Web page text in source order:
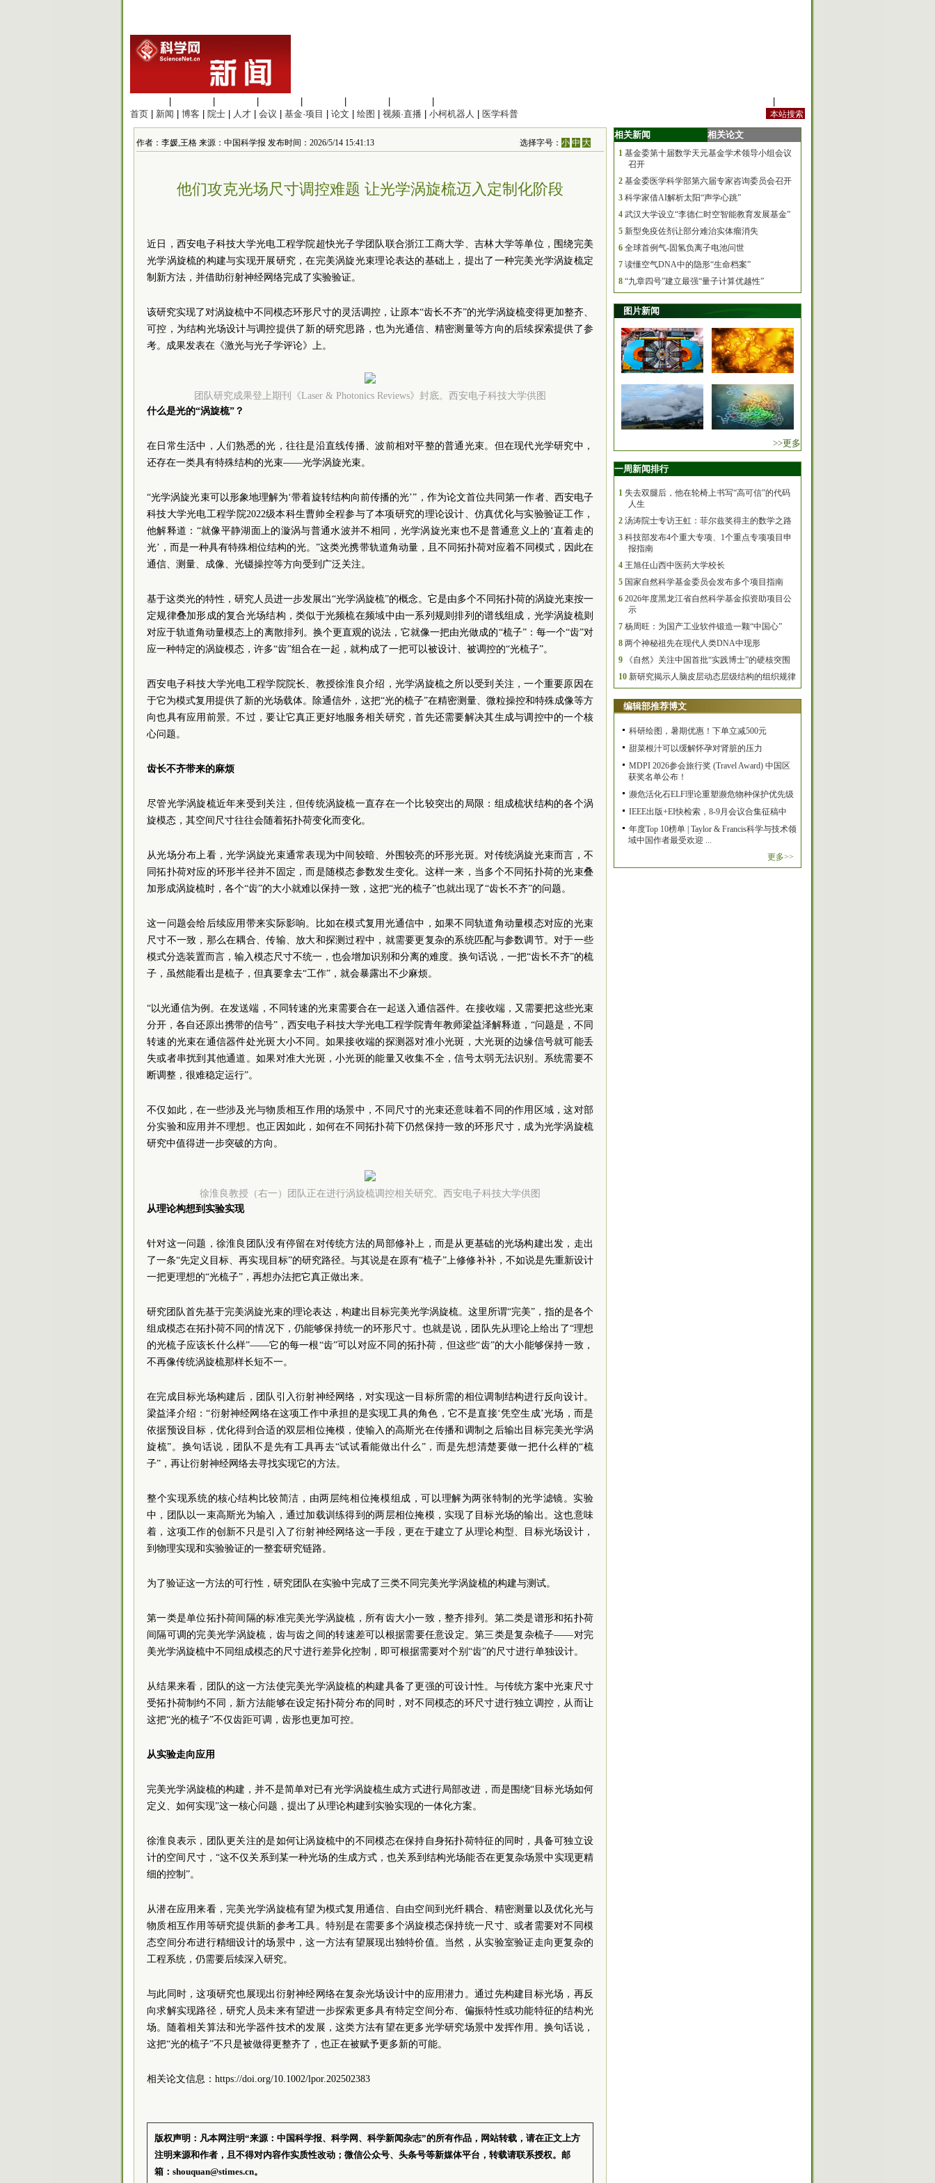
首页
新闻 博客 院士 人才 会议 基金·项目 论文 绘图 视频·直播 小柯机器人 医学科普
作者：李媛,王格 来源：中国科学报 发布时间：2026/5/14 15:41:13 选择字号：小 中 大
他们攻克光场尺寸调控难题 让光学涡旋梳迈入定制化阶段
近日，西安电子科技大学光电工程学院超快光子学团队联合浙江工商大学、吉林大学等单位，围绕完美
光学涡旋梳的构建与实现开展研究，在完美涡旋光束理论表达的基础上，提出了一种完美光学涡旋梳定
制新方法，并借助衍射神经网络完成了实验验证。
该研究实现了对涡旋梳中不同模态环形尺寸的灵活调控，让原本“齿长不齐”的光学涡旋梳变得更加整齐、
可控，为结构光场设计与调控提供了新的研究思路，也为光通信、精密测量等方向的后续探索提供了参
考。成果发表在《激光与光子学评论》上。
团队研究成果登上期刊《Laser & Photonics Reviews》封底。西安电子科技大学供图
什么是光的“涡旋梳”？
在日常生活中，人们熟悉的光，往往是沿直线传播、波前相对平整的普通光束。但在现代光学研究中，
还存在一类具有特殊结构的光束——光学涡旋光束。
“光学涡旋光束可以形象地理解为‘带着旋转结构向前传播的光’”，作为论文首位共同第一作者、西安电子
科技大学光电工程学院2022级本科生曹帅全程参与了本项研究的理论设计、仿真优化与实验验证工作，
他解释道：“就像平静湖面上的漩涡与普通水波并不相同，光学涡旋光束也不是普通意义上的‘直着走的
光’，而是一种具有特殊相位结构的光。”这类光携带轨道角动量，且不同拓扑荷对应着不同模式，因此在
通信、测量、成像、光镊操控等方向受到广泛关注。
基于这类光的特性，研究人员进一步发展出“光学涡旋梳”的概念。它是由多个不同拓扑荷的涡旋光束按一
定规律叠加形成的复合光场结构，类似于光频梳在频域中由一系列规则排列的谱线组成，光学涡旋梳则
对应于轨道角动量模态上的离散排列。换个更直观的说法，它就像一把由光做成的“梳子”：每一个“齿”对
应一种特定的涡旋模态，许多“齿”组合在一起，就构成了一把可以被设计、被调控的“光梳子”。
西安电子科技大学光电工程学院院长、教授徐淮良介绍，光学涡旋梳之所以受到关注，一个重要原因在
于它为模式复用提供了新的光场载体。除通信外，这把“光的梳子”在精密测量、微粒操控和特殊成像等方
向也具有应用前景。不过，要让它真正更好地服务相关研究，首先还需要解决其生成与调控中的一个核
心问题。
齿长不齐带来的麻烦
尽管光学涡旋梳近年来受到关注，但传统涡旋梳一直存在一个比较突出的局限：组成梳状结构的各个涡
旋模态，其空间尺寸往往会随着拓扑荷变化而变化。
从光场分布上看，光学涡旋光束通常表现为中间较暗、外围较亮的环形光斑。对传统涡旋光束而言，不
同拓扑荷对应的环形半径并不固定，而是随模态参数发生变化。这样一来，当多个不同拓扑荷的光束叠
加形成涡旋梳时，各个“齿”的大小就难以保持一致，这把“光的梳子”也就出现了“齿长不齐”的问题。
这一问题会给后续应用带来实际影响。比如在模式复用光通信中，如果不同轨道角动量模态对应的光束
尺寸不一致，那么在耦合、传输、放大和探测过程中，就需要更复杂的系统匹配与参数调节。对于一些
模式分选装置而言，输入模态尺寸不统一，也会增加识别和分离的难度。换句话说，一把“齿长不齐”的梳
子，虽然能看出是梳子，但真要拿去“工作”，就会暴露出不少麻烦。
“以光通信为例。在发送端，不同转速的光束需要合在一起送入通信器件。在接收端，又需要把这些光束
分开，各自还原出携带的信号”，西安电子科技大学光电工程学院青年教师梁益泽解释道，“问题是，不同
转速的光束在通信器件处光斑大小不同。如果接收端的探测器对准小光斑，大光斑的边缘信号就可能丢
失或者串扰到其他通道。如果对准大光斑，小光斑的能量又收集不全，信号太弱无法识别。系统需要不
断调整，很难稳定运行”。
不仅如此，在一些涉及光与物质相互作用的场景中，不同尺寸的光束还意味着不同的作用区域，这对部
分实验和应用并不理想。也正因如此，如何在不同拓扑荷下仍然保持一致的环形尺寸，成为光学涡旋梳
研究中值得进一步突破的方向。
徐淮良教授（右一）
团队正在进行涡旋梳调控相关研究。西安电子科技大学供图
从理论构想到实验实现
针对这一问题，徐淮良团队没有停留在对传统方法的局部修补上，而是从更基础的光场构建出发，走出
了一条“先定义目标、再实现目标”的研究路径。与其说是在原有“梳子”上修修补补，不如说是先重新设计
一把更理想的“光梳子”，再想办法把它真正做出来。
研究团队首先基于完美涡旋光束的理论表达，构建出目标完美光学涡旋梳。这里所谓“完美”，指的是各个
组成模态在拓扑荷不同的情况下，仍能够保持统一的环形尺寸。也就是说，团队先从理论上给出了“理想
的光梳子应该长什么样”——它的每一根“齿”可以对应不同的拓扑荷，但这些“齿”的大小能够保持一致，
不再像传统涡旋梳那样长短不一。
在完成目标光场构建后，团队引入衍射神经网络，对实现这一目标所需的相位调制结构进行反向设计。
梁益泽介绍：“衍射神经网络在这项工作中承担的是实现工具的角色，它不是直接‘凭空生成’光场，而是
依据预设目标，优化得到合适的双层相位掩模，使输入的高斯光在传播和调制之后输出目标完美光学涡
旋梳”。换句话说，团队不是先有工具再去“试试看能做出什么”，而是先想清楚要做一把什么样的“梳
子”，再让衍射神经网络去寻找实现它的方法。
整个实现系统的核心结构比较简洁，由两层纯相位掩模组成，可以理解为两张特制的光学滤镜。实验
中，团队以一束高斯光为输入，通过加载训练得到的两层相位掩模，实现了目标光场的输出。这也意味
着，这项工作的创新不只是引入了衍射神经网络这一手段，更在于建立了从理论构型、目标光场设计，
到物理实现和实验验证的一整套研究链路。
为了验证这一方法的可行性，研究团队在实验中完成了三类不同完美光学涡旋梳的构建与测试。
第一类是单位拓扑荷间隔的标准完美光学涡旋梳，所有齿大小一致，整齐排列。第二类是谱形和拓扑荷
间隔可调的完美光学涡旋梳，齿与齿之间的转速差可以根据需要任意设定。第三类是复杂梳子——对完
美光学涡旋梳中不同组成模态的尺寸进行差异化控制，即可根据需要对个别“齿”的尺寸进行单独设计。
从结果来看，团队的这一方法使完美光学涡旋梳的构建具备了更强的可设计性。与传统方案中光束尺寸
受拓扑荷制约不同，新方法能够在设定拓扑荷分布的同时，对不同模态的环尺寸进行独立调控，从而让
这把“光的梳子”不仅齿距可调，齿形也更加可控。
从实验走向应用
完美光学涡旋梳的构建，并不是简单对已有光学涡旋梳生成方式进行局部改进，而是围绕“目标光场如何
定义、如何实现”这一核心问题，提出了从理论构建到实验实现的一体化方案。
徐淮良表示，团队更关注的是如何让涡旋梳中的不同模态在保持自身拓扑荷特征的同时，具备可独立设
计的空间尺寸，“这不仅关系到某一种光场的生成方式，也关系到结构光场能否在更复杂场景中实现更精
细的控制”。
从潜在应用来看，完美光学涡旋梳有望为模式复用通信、自由空间到光纤耦合、精密测量以及优化光与
物质相互作用等研究提供新的参考工具。特别是在需要多个涡旋模态保持统一尺寸、或者需要对不同模
态空间分布进行精细设计的场景中，这一方法有望展现出独特价值。当然，从实验室验证走向更复杂的
工程系统，仍需要后续深入研究。
与此同时，这项研究也展现出衍射神经网络在复杂光场设计中的应用潜力。通过先构建目标光场，再反
向求解实现路径，研究人员未来有望进一步探索更多具有特定空间分布、偏振特性或功能特征的结构光
场。随着相关算法和光学器件技术的发展，这类方法有望在更多光学研究场景中发挥作用。换句话说，
这把“光的梳子”不只是被做得更整齐了，也正在被赋予更多新的可能。
相关论文信息：https://doi.org/10.1002/lpor.202502383
版权声明：凡本网注明“来源：中国科学报、科学网、科学新闻杂志”的所有作品，网站转载，请在正文上方
注明来源和作者，且不得对内容作实质性改动；微信公众号、头条号等新媒体平台，转载请联系授权。邮
箱：shouquan@stimes.cn。
相关新闻 相关论文
1 基金委第十届数学天元基金学术领导小组会议
召开
2 基金委医学科学部第六届专家咨询委员会召开
3 科学家借AI解析太阳“声学心跳”
4 武汉大学设立“李德仁时空智能教育发展基金”
5 新型免疫佐剂让部分难治实体瘤消失
6 全球首例气-固氢负离子电池问世
7 读懂空气DNA中的隐形“生命档案”
8 “九章四号”建立最强“量子计算优越性”
图片新闻
>>更多
一周新闻排行
1 失去双腿后，他在轮椅上书写“高可信”的代码
人生
2 汤涛院士专访王虹：菲尔兹奖得主的数学之路
3 科技部发布4个重大专项、1个重点专项项目申
报指南
4 王旭任山西中医药大学校长
5 国家自然科学基金委员会发布多个项目指南
6 2026年度黑龙江省自然科学基金拟资助项目公
示
7 杨周旺：为国产工业软件锻造一颗“中国心”
8 两个神秘祖先在现代人类DNA中现形
9
《自然》关注中国首批“实践博士”的硬核突围
10 新研究揭示人脑皮层动态层级结构的组织规律
编辑部推荐博文
科研绘图，暑期优惠！下单立减500元
甜菜根汁可以缓解怀孕对肾脏的压力
MDPI 2026参会旅行奖 (Travel Award) 中国区
获奖名单公布！
濒危活化石ELF理论重塑濒危物种保护优先级
IEEE出版+EI快检索，8-9月会议合集征稿中
年度Top 10榜单 | Taylor & Francis科学与技术领
域中国作者最受欢迎 ...
更多>>